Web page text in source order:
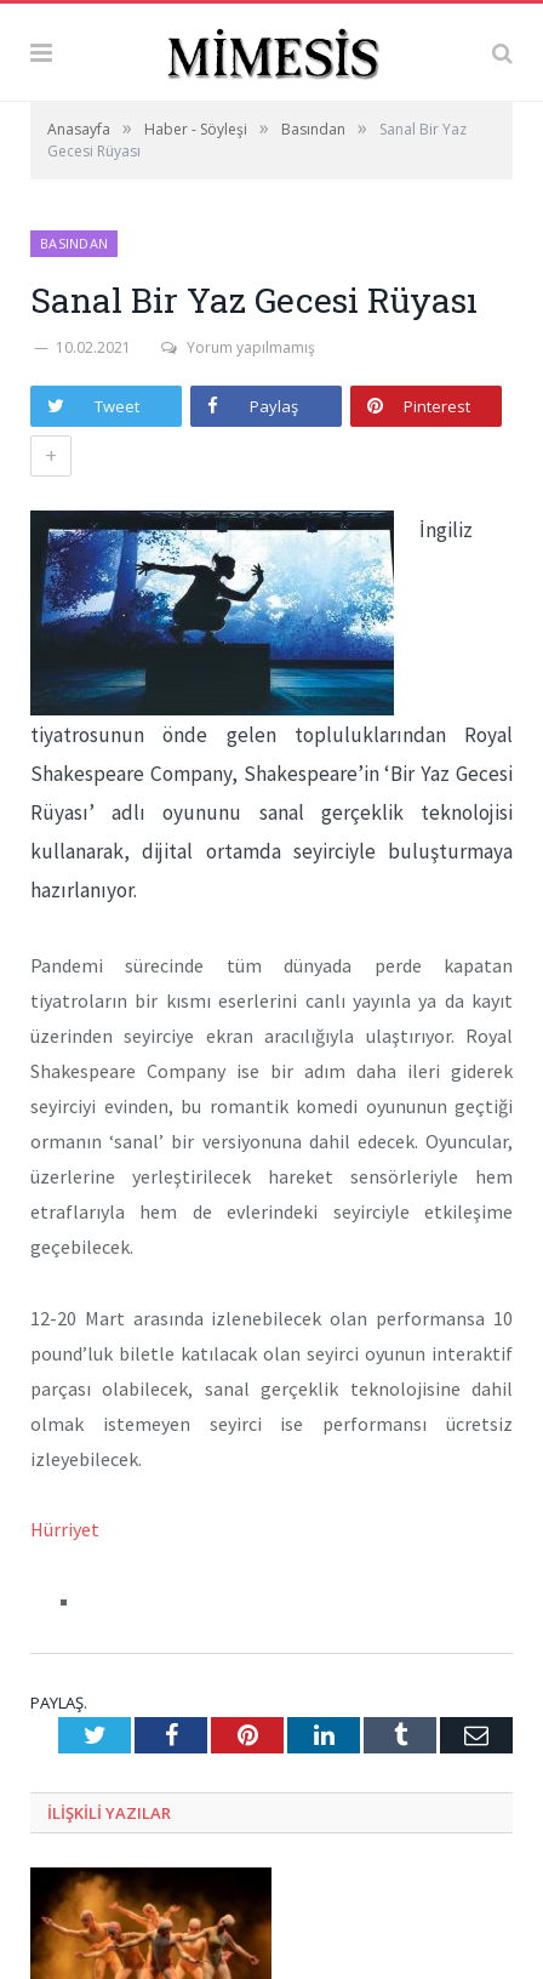
Anasayfa » Haber - Söyleşi » Basından »
Sanal Bir Yaz
Gecesi Rüyası
BASINDAN
Sanal Bir Yaz Gecesi Rüyası
10.02.2021 Yorum yapılmamış
Tweet Paylaş Pinterest
+
İngiliz
tiyatrosunun önde gelen topluluklarından Royal
Shakespeare Company, Shakespeare’in ‘Bir Yaz Gecesi
Rüyası’ adlı oyununu sanal gerçeklik teknolojisi
kullanarak, dijital ortamda seyirciyle buluşturmaya
hazırlanıyor.
Pandemi sürecinde tüm dünyada perde kapatan
tiyatroların bir kısmı eserlerini canlı yayınla ya da kayıt
üzerinden seyirciye ekran aracılığıyla ulaştırıyor. Royal
Shakespeare Company ise bir adım daha ileri giderek
seyirciyi evinden, bu romantik komedi oyununun geçtiği
ormanın ‘sanal’ bir versiyonuna dahil edecek. Oyuncular,
üzerlerine yerleştirilecek hareket sensörleriyle hem
etraflarıyla hem de evlerindeki seyirciyle etkileşime
geçebilecek.
12-20 Mart arasında izlenebilecek olan performansa 10
pound’luk biletle katılacak olan seyirci oyunun interaktif
parçası olabilecek, sanal gerçeklik teknolojisine dahil
olmak istemeyen seyirci ise performansı ücretsiz
izleyebilecek.
Hürriyet
PAYLAŞ.
TwitterFacebookPinterestLinkedInTumblr E-
ILIŞKILI YAZILAR